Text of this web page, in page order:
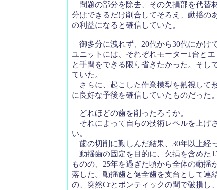
問題の部分を除去、その欠損部を代替
分はできるだけ削合してそろえ、動揺の
の利益になると確信していた。
御多分に洩れず、20代から30代にかけ
ユニットには、それぞれモーター1台と
と手間をできる限り省きたかった。そし
ていた。
さらに、起こした作業模型を熟視して
に良好な予後を確信していたものだった
どれほどの歯を削ったろうか。
それによって自らの技術レベルを上げ
い。
歯の切削に勤しんだ結果、30年以上経
動揺歯の固定を目的に、欠損を含めた
ものの、25年を過ぎた頃から全体の動揺
落した。動揺歯と健全歯を支台として連
の、突然Crとポンティックの間で破損し